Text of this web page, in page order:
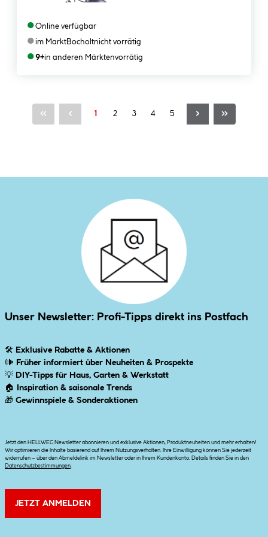
●Online verfügbar
●im MarktBocholtnicht vorrätig
●9+in anderen Märktenvorrätig
Seite
1 Seite
2 Seite
3 Seite
4 Seite
5
Unser Newsletter: Profi-Tipps direkt ins Postfach
🛠 Exklusive Rabatte & Aktionen
🕪 Früher informiert über Neuheiten & Prospekte
💡 DIY-Tipps für Haus, Garten & Werkstatt
🏠
Inspiration & saisonale Trends
🎁 Gewinnspiele & Sonderaktionen
Jetzt den HELLWEG Newsletter abonnieren und exklusive Aktionen, Produktneuheiten und mehr erhalten!
Wir optimieren die Inhalte basierend auf Ihrem Nutzungsverhalten. Ihre Einwilligung können Sie jederzeit
widerrufen – über den Abmeldelink im Newsletter oder in Ihrem Kundenkonto. Details finden Sie in den
Datenschutzbestimmungen
JETZT ANMELDEN